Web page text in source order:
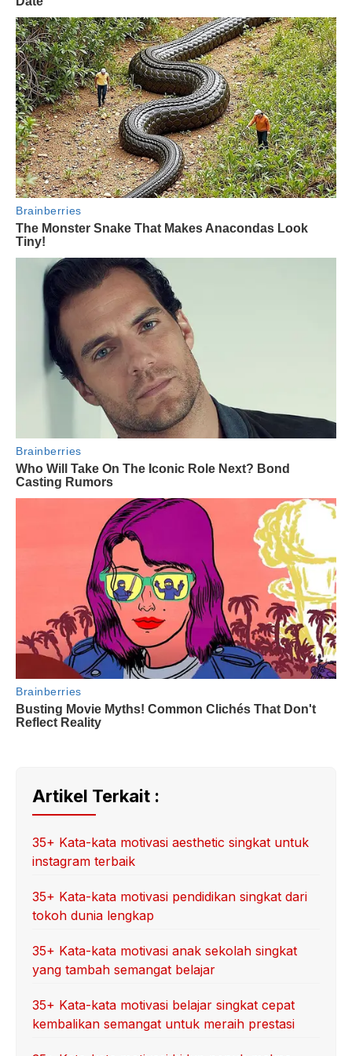
Artikel Terkait :
35+ Kata-kata motivasi aesthetic singkat untuk
instagram terbaik
35+ Kata-kata motivasi pendidikan singkat dari
tokoh dunia lengkap
35+ Kata-kata motivasi anak sekolah singkat
yang tambah semangat belajar
35+ Kata-kata motivasi belajar singkat cepat
kembalikan semangat untuk meraih prestasi